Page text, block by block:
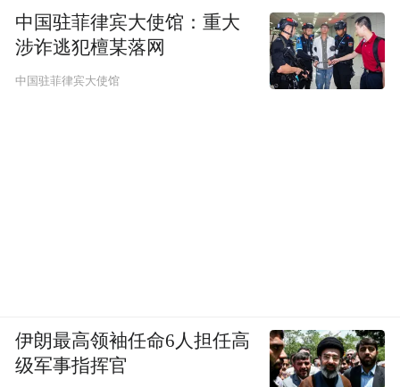
中国驻菲律宾大使馆：重大
涉诈逃犯檀某落网
中国驻菲律宾大使馆
伊朗最高领袖任命6人担任高
级军事指挥官